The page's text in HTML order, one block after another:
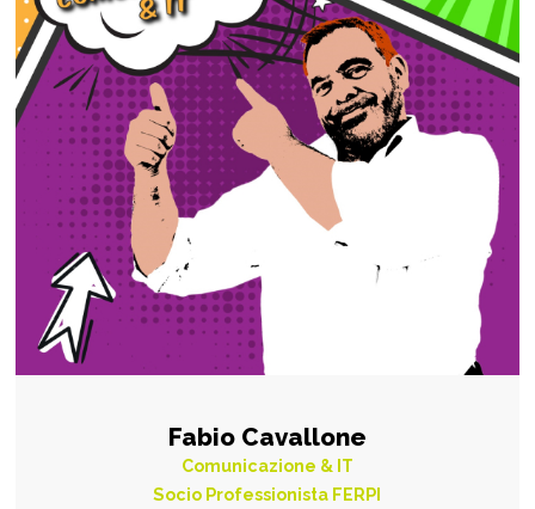
Fabio Cavallone
Comunicazione & IT
Socio Professionista FERPI